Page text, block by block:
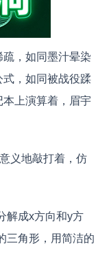
，如同墨汁晕染
，如同被战役蹂
上演算着，眉宇
义地敲打着，仿
解成x方向和y方
三角形，用简洁的